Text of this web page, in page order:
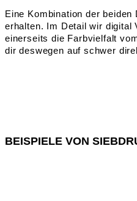
Eine Kombination der
erhalten. Im Detail wir digital
einerseits die Farbvielfalt
dir deswegen auf schwer
BEISPIELE VON